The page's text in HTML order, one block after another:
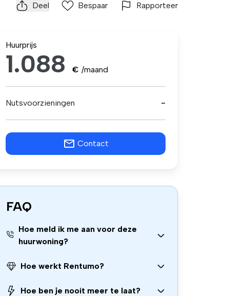
Deel Bespaar Rapporteer
Huurprijs
1.088 € /maand
Nutsvoorzieningen -
Contact
FAQ
Hoe meld ik me aan voor deze
huurwoning?
Hoe werkt Rentumo?
Hoe ben je nooit meer te laat?